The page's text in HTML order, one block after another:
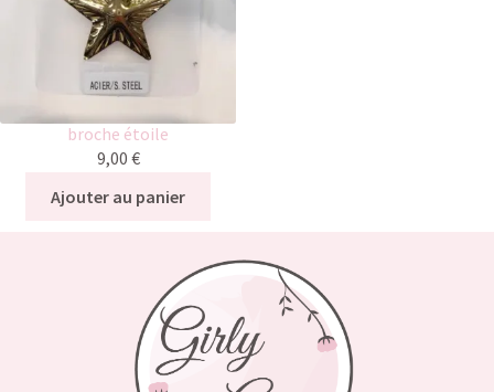
broche étoile
9,00 €
Ajouter au panier